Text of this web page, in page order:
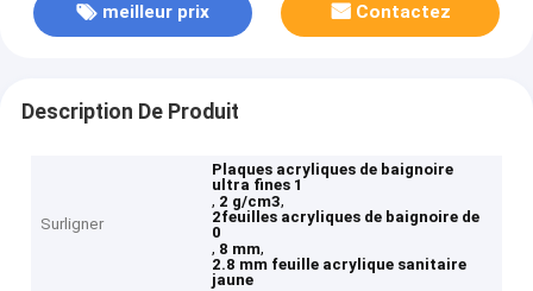
meilleur prix Contactez
Description De Produit
Surligner
Plaques acryliques de baignoire
ultra fines 1
, 2 g/cm3,
2feuilles acryliques de baignoire de
0
, 8 mm,
2.8 mm feuille acrylique sanitaire
jaune